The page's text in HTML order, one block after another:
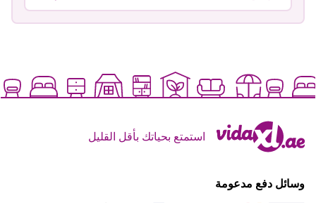
استمتع بحياتك بأقل القليل
وسائل دفع مدعومة